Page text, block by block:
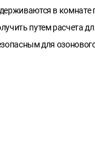
в
путем расчета
для